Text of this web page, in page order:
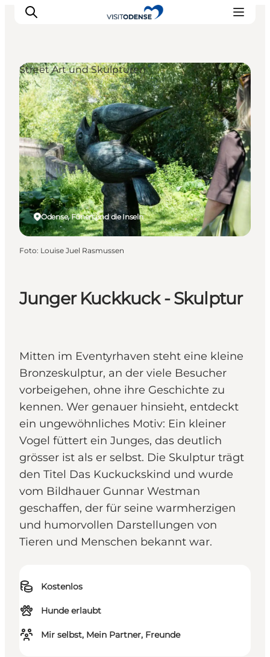
Odense erleben
Veranstaltungen
Reiseplanung
Inspiration
Junger Kuckkuck - Skulptur
Mitten im Eventyrhaven steht eine kleine
Bronzeskulptur, an der viele Besucher
vorbeigehen, ohne ihre Geschichte zu
kennen. Wer genauer hinsieht, entdeckt
ein ungewöhnliches Motiv: Ein kleiner
Vogel füttert ein Junges, das deutlich
grösser ist als er selbst. Die Skulptur trägt
den Titel Das Kuckuckskind und wurde
vom Bildhauer Gunnar Westman
geschaffen, der für seine warmherzigen
und humorvollen Darstellungen von
Tieren und Menschen bekannt war.
Kostenlos
Hunde erlaubt
Mir selbst, Mein Partner, Freunde
Odense, Fünen und die Inseln
Street Art und Skulpturen
Foto: Louise Juel Rasmussen